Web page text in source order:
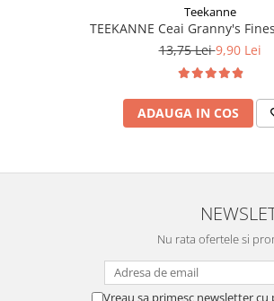
Teekanne
TEEKANNE Ceai Granny's
13,75 Lei9,90 Lei
ADAUGA IN COS
Nu rata ofertele si
Vreau sa primesc newsletter